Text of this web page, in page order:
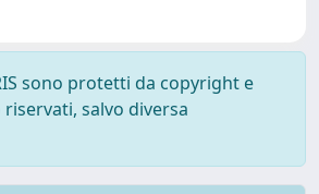
sono protetti da copyright e
salvo diversa